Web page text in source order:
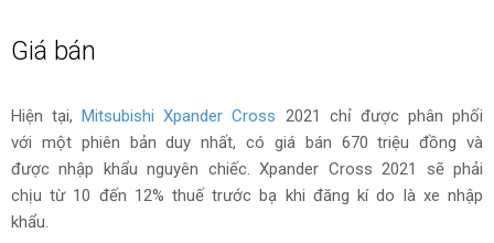
Giá bán
Hiện tại,Mitsubishi Xpander Cross 2021 chỉ được phân phối
với một phiên bản duy nhất, có giá bán 670 triệu đồng và
được nhập khẩu nguyên chiếc. Xpander Cross 2021 sẽ phải
chịu từ 10 đến 12% thuế trước bạ khi đăng kí do là xe nhập
khẩu.